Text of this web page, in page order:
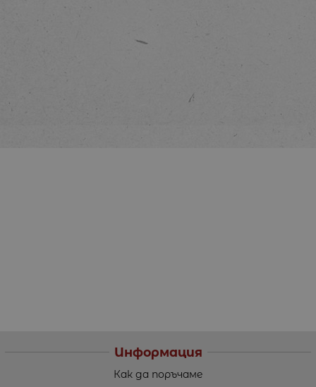
Информация
Как да поръчаме